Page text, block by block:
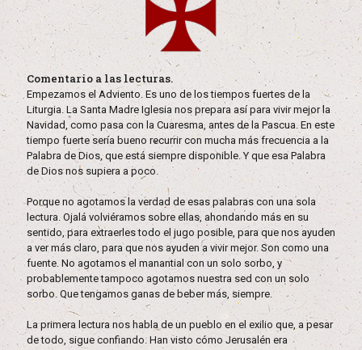
Comentario a las lecturas.
Empezamos el Adviento. Es uno de los tiempos fuertes de la
Liturgia. La Santa Madre Iglesia nos prepara así para vivir mejor la
Navidad, como pasa con la Cuaresma, antes de la Pascua. En este
tiempo fuerte sería bueno recurrir con mucha más frecuencia a la
Palabra de Dios, que está siempre disponible. Y que esa Palabra
de Dios nos supiera a poco.
Porque no agotamos la verdad de esas palabras con una sola
lectura. Ojalá volviéramos sobre ellas, ahondando más en su
sentido, para extraerles todo el jugo posible, para que nos ayuden
a ver más claro, para que nos ayuden a vivir mejor. Son como una
fuente. No agotamos el manantial con un solo sorbo, y
probablemente tampoco agotamos nuestra sed con un solo
sorbo. Que tengamos ganas de beber más, siempre.
La primera lectura nos habla de un pueblo en el exilio que, a pesar
de todo, sigue confiando. Han visto cómo Jerusalén era